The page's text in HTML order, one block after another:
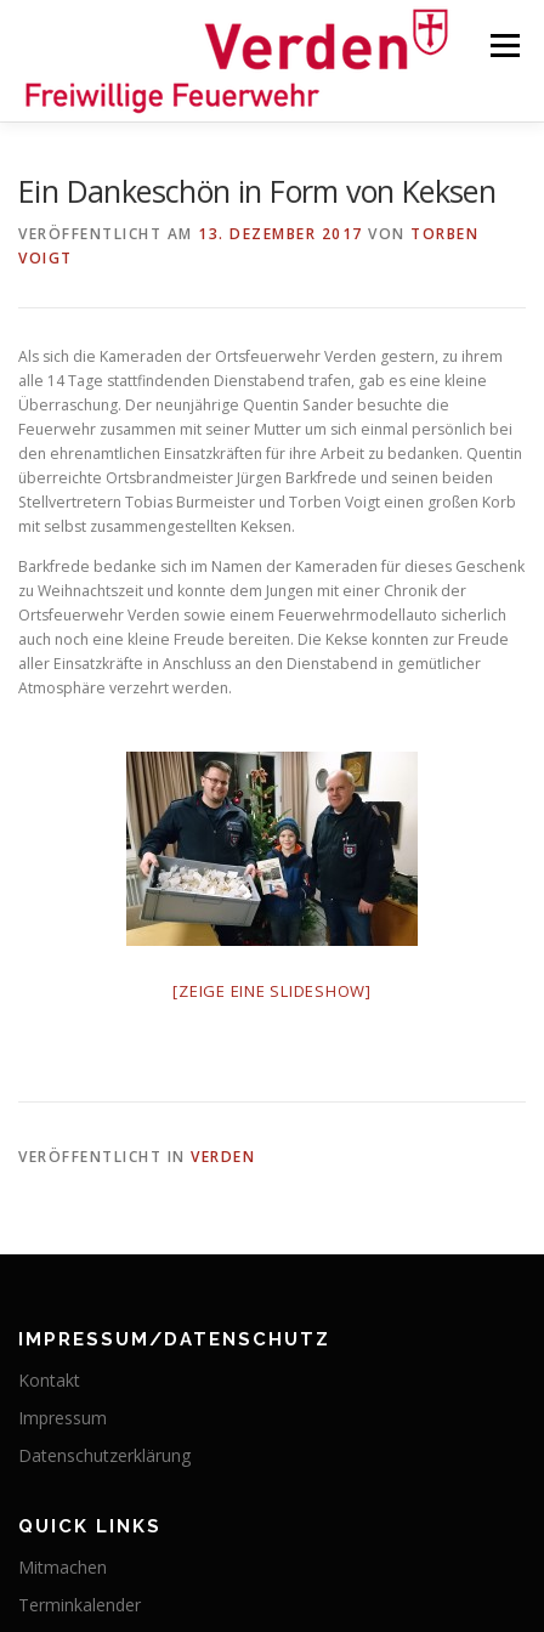
Menü
ORTSFEUERWEHREN
KINDER-/JUGENDFEUERWEHR AUSRÜSTUNG
TIPPS/TRICKS
Ein Dankeschön in Form von Keksen
VERÖFFENTLICHT AM 13. DEZEMBER 2017 VON TORBEN
VOIGT
Als sich die Kameraden der Ortsfeuerwehr Verden gestern, zu ihrem
alle 14 Tage stattfindenden Dienstabend trafen, gab es eine kleine
Überraschung. Der neunjährige Quentin Sander besuchte die
Feuerwehr zusammen mit seiner Mutter um sich einmal persönlich bei
den ehrenamtlichen Einsatzkräften für ihre Arbeit zu bedanken. Quentin
überreichte Ortsbrandmeister Jürgen Barkfrede und seinen beiden
Stellvertretern Tobias Burmeister und Torben Voigt einen großen Korb
mit selbst zusammengestellten Keksen.
Barkfrede bedanke sich im Namen der Kameraden für dieses Geschenk
zu Weihnachtszeit und konnte dem Jungen mit einer Chronik der
Ortsfeuerwehr Verden sowie einem Feuerwehrmodellauto sicherlich
auch noch eine kleine Freude bereiten. Die Kekse konnten zur Freude
aller Einsatzkräfte in Anschluss an den Dienstabend in gemütlicher
Atmosphäre verzehrt werden.
[ZEIGE EINE SLIDESHOW]
VERÖFFENTLICHT IN VERDEN
IMPRESSUM/DATENSCHUTZ
Kontakt
Impressum
Datenschutzerklärung
QUICK LINKS
Mitmachen
Terminkalender